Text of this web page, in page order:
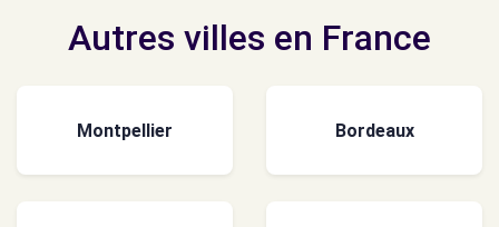
Autres villes en France
Montpellier Bordeaux